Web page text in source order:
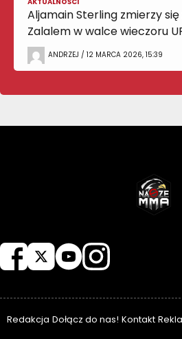
Aljamain Sterling zmierzy
Zalalem w walce wieczoru
ANDRZEJ / 12 MARCA 2026, 15:39
Redakcja Dołącz do nas! Kontakt